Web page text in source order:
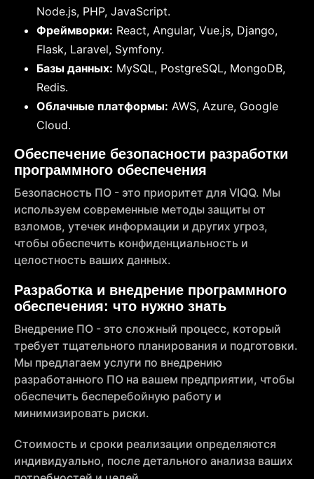
Node.js, PHP, JavaScript.
Фреймворки: React, Angular, Vue.js, Django,
Flask, Laravel, Symfony.
Базы данных: MySQL, PostgreSQL, MongoDB,
Redis.
Облачные платформы: AWS, Azure, Google
Cloud.
Обеспечение безопасности разработки
программного обеспечения
Безопасность ПО - это приоритет для VIQQ. Мы
используем современные методы защиты от
взломов, утечек информации и других угроз,
чтобы обеспечить конфиденциальность и
целостность ваших данных.
Разработка и внедрение программного
обеспечения: что нужно знать
Внедрение ПО - это сложный процесс, который
требует тщательного планирования и подготовки.
Мы предлагаем услуги по внедрению
разработанного ПО на вашем предприятии, чтобы
обеспечить бесперебойную работу и
минимизировать риски.
Стоимость и сроки реализации определяются
индивидуально, после детального анализа ваших